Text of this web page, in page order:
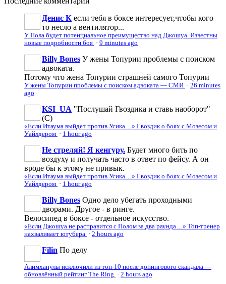
Денис К если тебя в боксе интересует,чтобы кого
то несло а вентилятор...
У Пола будет потенциальное преимущество над Джошуа. Известны
новые подробности боя · 9 minutes ago
Billy Bones У жены Топурии проблемы с поиском
адвоката.
Потому что жена Топурии страшней самого Топурии
У жены Топурии проблемы с поиском адвоката — СМИ · 26 minutes
ago
KSI_UA "Послушай Гвоздика и ставь наоборот"
(С)
«Если Итаума выйдет против Усика…» Гвоздик о боях с Мозесом и
Уайлдером · 1 hour ago
Не стреляй! Я кенгуру. Будет много бить по
воздуху и получать часто в ответ по фейсу. А он
вроде бы к этому не привык.
«Если Итаума выйдет против Усика…» Гвоздик о боях с Мозесом и
Уайлдером · 1 hour ago
Billy Bones Одно дело убегать проходными
дворами. Другое - в ринге.
Велосипед в боксе - отдельное искусство.
«Если Джошуа не расправится с Полом за два раунда…» Топ-тренер
нахваливает ютубера · 2 hours ago
Filin По делу
Алимханулы исключили из топ-10 после допингового скандала —
обновлённый рейтинг The Ring · 2 hours ago